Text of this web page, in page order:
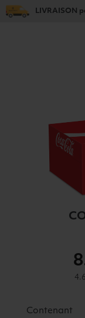
LIVRAISON
8
Contenant